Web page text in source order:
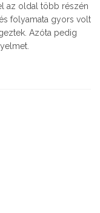
az oldal több részén
folyamata gyors volt
Azóta pedig